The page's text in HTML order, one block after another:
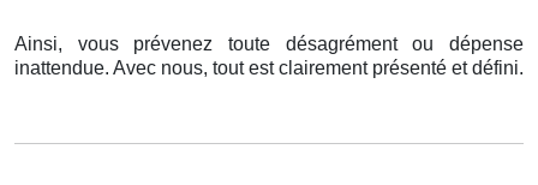
Ainsi, vous prévenez toute désagrément ou dépense
inattendue. Avec nous, tout est clairement présenté et défini.